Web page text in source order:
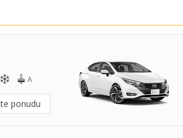
A
ponudu